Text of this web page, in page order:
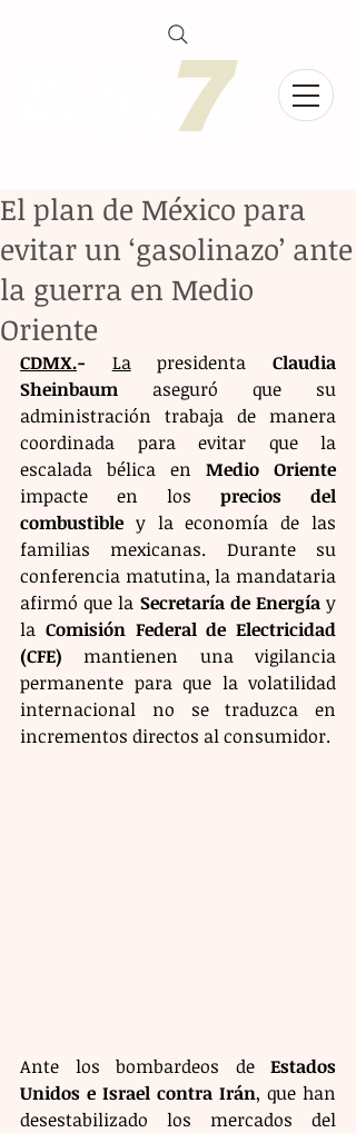
El plan de México para
evitar un ‘gasolinazo’ ante
la guerra en Medio
Oriente
CDMX.- La presidenta Claudia
Sheinbaum aseguró que su
administración trabaja de manera
coordinada para evitar que la
escalada bélica en Medio Oriente
impacte en los precios del
combustible y la economía de las
familias mexicanas. Durante su
conferencia matutina, la mandataria
afirmó que la Secretaría de Energía y
la Comisión Federal de Electricidad
(CFE) mantienen una vigilancia
permanente para que la volatilidad
internacional no se traduzca en
incrementos directos al consumidor.
Ante los bombardeos de Estados
Unidos e Israel contra Irán, que han